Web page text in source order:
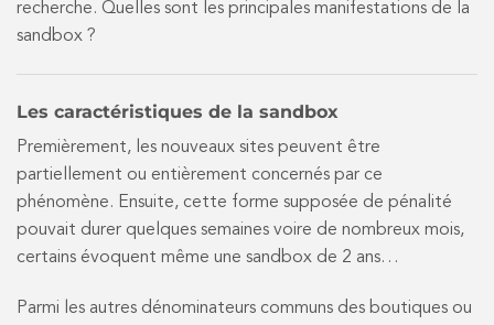
recherche. Quelles sont les principales manifestations de la
sandbox ?
Les caractéristiques de la sandbox
Premièrement, les nouveaux sites peuvent être
partiellement ou entièrement concernés par ce
phénomène. Ensuite, cette forme supposée de pénalité
pouvait durer quelques semaines voire de nombreux mois,
certains évoquent même une sandbox de 2 ans…
Parmi les autres dénominateurs communs des boutiques ou